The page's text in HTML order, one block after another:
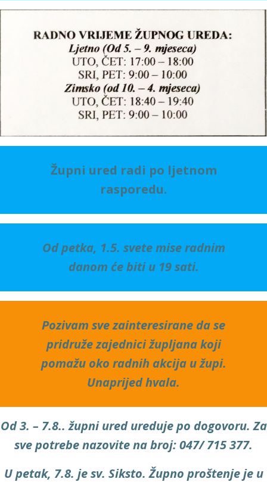
Župni ured radi po ljetnom
rasporedu.
Od petka, 1.5. svete mise radnim
danom će biti u 19 sati.
Pozivam sve zainteresirane da se
pridruže zajednici župljana koji
pomažu oko radnih akcija u župi.
Unaprijed hvala.
Od 3. – 7.8.. župni ured ureduje po dogovoru. Za
sve potrebe nazovite na broj:047/ 715 377.
U petak, 7.8. je sv. Siksto. Župno proštenje je u